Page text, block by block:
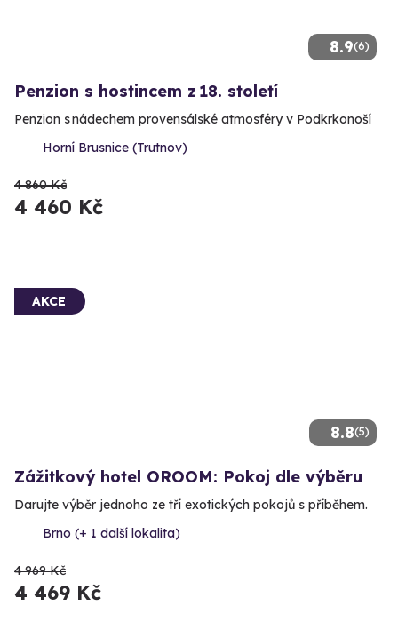
8.9(6)
Penzion s hostincem z 18. století
Penzion s nádechem provensálské atmosféry v Podkrkonoší
Horní Brusnice (Trutnov)
4 860 Kč
4 460 Kč
8.8(5)
AKCE
Zážitkový hotel OROOM: Pokoj dle výběru
Darujte výběr jednoho ze tří exotických pokojů s příběhem.
Brno (+ 1 další lokalita)
4 969 Kč
4 469 Kč